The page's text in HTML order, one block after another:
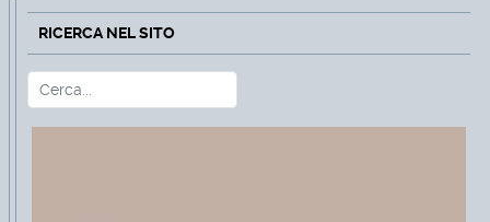
RICERCA NEL SITO
Cerca Type 2 or more characters for